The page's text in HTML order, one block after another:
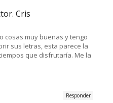
Cris
cosas muy buenas y tengo
sus letras, esta parece la
que disfrutaría. Me la
Responder